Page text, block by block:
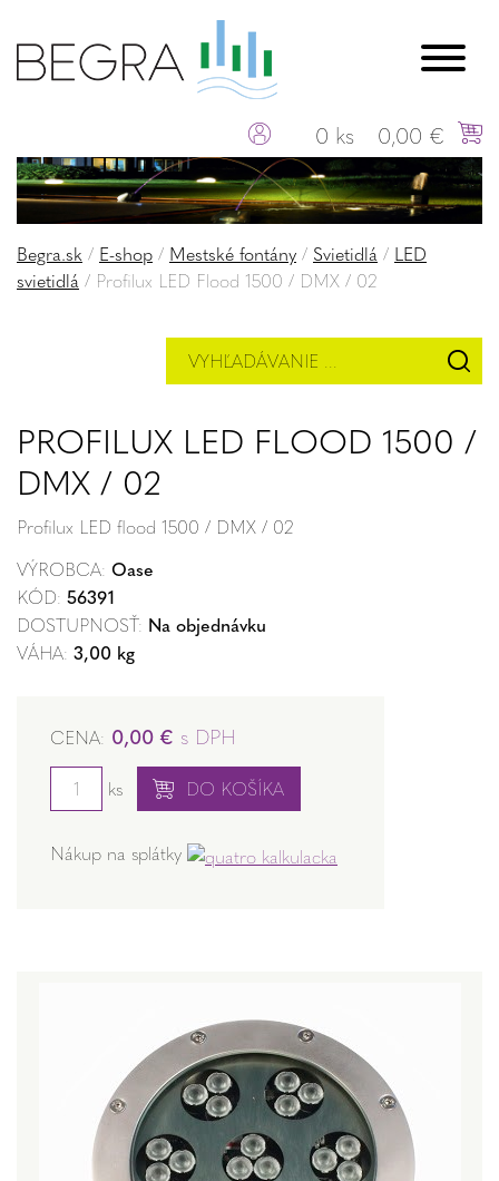
0 ks 0,00 €
Begra.sk / E-shop / Mestské fontány / Svietidlá / LED
svietidlá / Profilux LED Flood 1500 / DMX / 02
PROFILUX LED FLOOD 1500 /
DMX / 02
Profilux LED flood 1500 / DMX / 02
VÝROBCA: Oase
KÓD: 56391
DOSTUPNOSŤ: Na objednávku
VÁHA: 3,00 kg
CENA: 0,00 € s DPH
ks DO KOŠÍKA
Nákup na splátky